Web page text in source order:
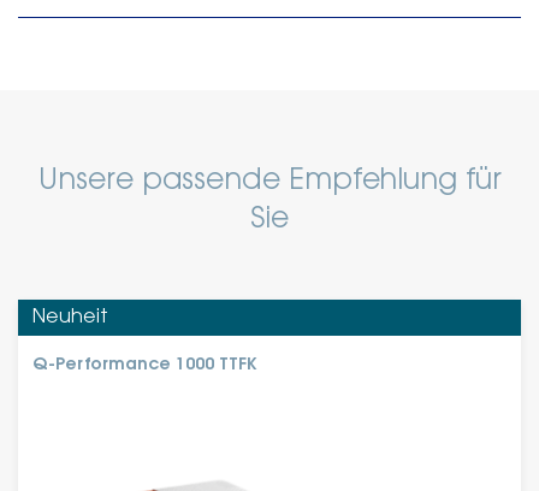
Unsere passende Empfehlung für
Sie
Neuheit
Q-Performance 1000 TTFK